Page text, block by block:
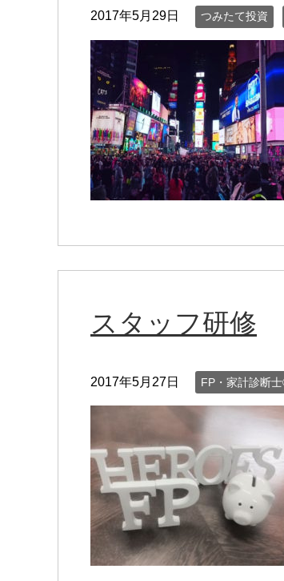
2017年5月29日 つみたて投資
スタッフ研修
2017年5月27日 FP・家計診断